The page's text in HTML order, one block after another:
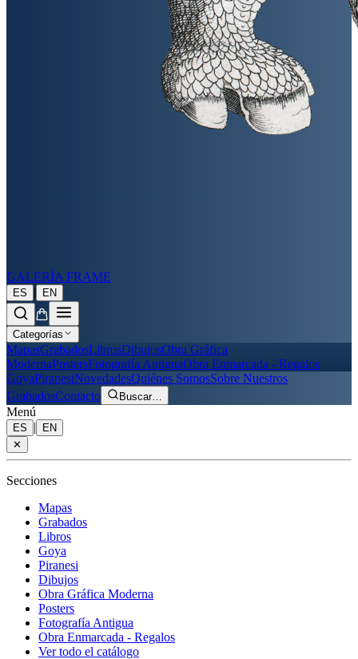
GALERÍA FRAME
ES | EN
Categorías
MapasGrabadosLibrosDibujosObra Gráfica
ModernaPostersFotografía AntiguaObra Enmarcada - Regalos
GoyaPiranesiNovedadesQuiénes SomosSobre Nuestros
GrabadosContacto Buscar…
Menú
ES |
EN
✕
Secciones
Mapas
Grabados
Libros
Goya
Piranesi
Dibujos
Obra Gráfica Moderna
Posters
Fotografía Antigua
Obra Enmarcada - Regalos
Ver todo el catálogo